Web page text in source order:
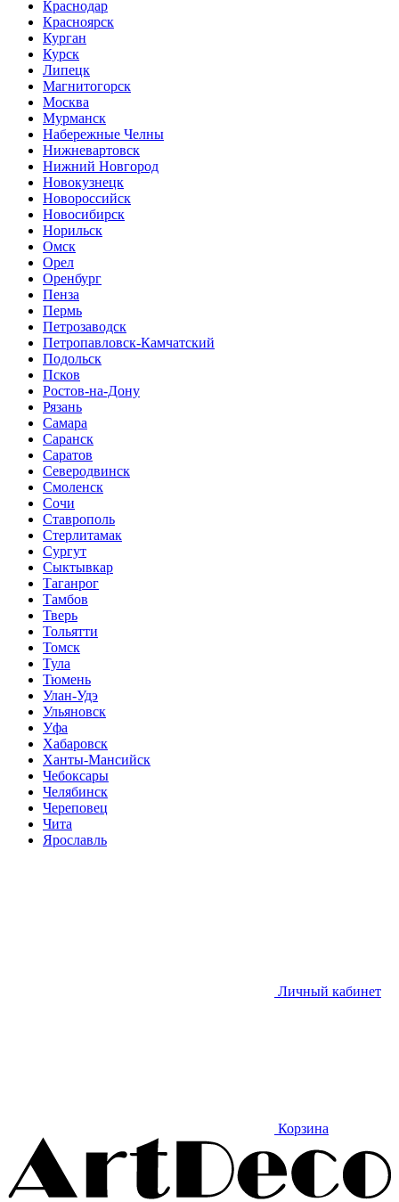
Краснодар
Красноярск
Курган
Курск
Липецк
Магнитогорск
Москва
Мурманск
Набережные Челны
Нижневартовск
Нижний Новгород
Новокузнецк
Новороссийск
Новосибирск
Норильск
Омск
Орел
Оренбург
Пенза
Пермь
Петрозаводск
Петропавловск-Камчатский
Подольск
Псков
Ростов-на-Дону
Рязань
Самара
Саранск
Саратов
Северодвинск
Смоленск
Сочи
Ставрополь
Стерлитамак
Сургут
Сыктывкар
Таганрог
Тамбов
Тверь
Тольятти
Томск
Тула
Тюмень
Улан-Удэ
Ульяновск
Уфа
Хабаровск
Ханты-Мансийск
Чебоксары
Челябинск
Череповец
Чита
Ярославль
Личный кабинет
Корзина